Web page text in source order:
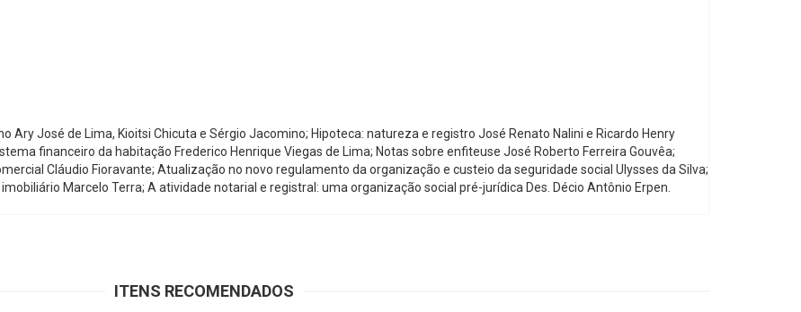
Ary José de Lima, Kioitsi Chicuta e Sérgio Jacomino; Hipoteca: natureza e registro José Renato Nalini e Ricardo Henry
financeiro da habitação Frederico Henrique Viegas de Lima; Notas sobre enfiteuse José Roberto Ferreira Gouvêa;
Cláudio Fioravante; Atualização no novo regulamento da organização e custeio da seguridade social Ulysses da Silva;
Marcelo Terra; A atividade notarial e registral: uma organização social pré-jurídica Des. Décio Antônio Erpen.
ITENS RECOMENDADOS